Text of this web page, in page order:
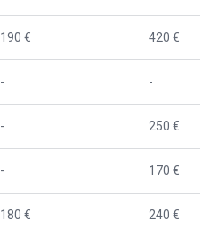
190 € 420 €
- -
- 250 €
- 170 €
180 € 240 €